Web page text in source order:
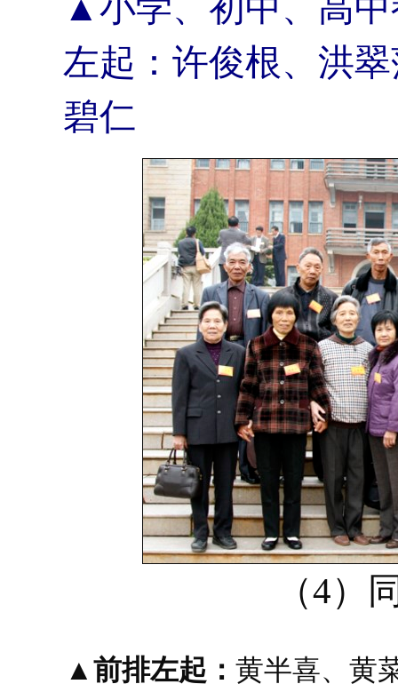
左起：许俊根、洪
碧仁
（4）
▲前排左起： 黄半喜、黄